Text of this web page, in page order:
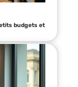
budgets et